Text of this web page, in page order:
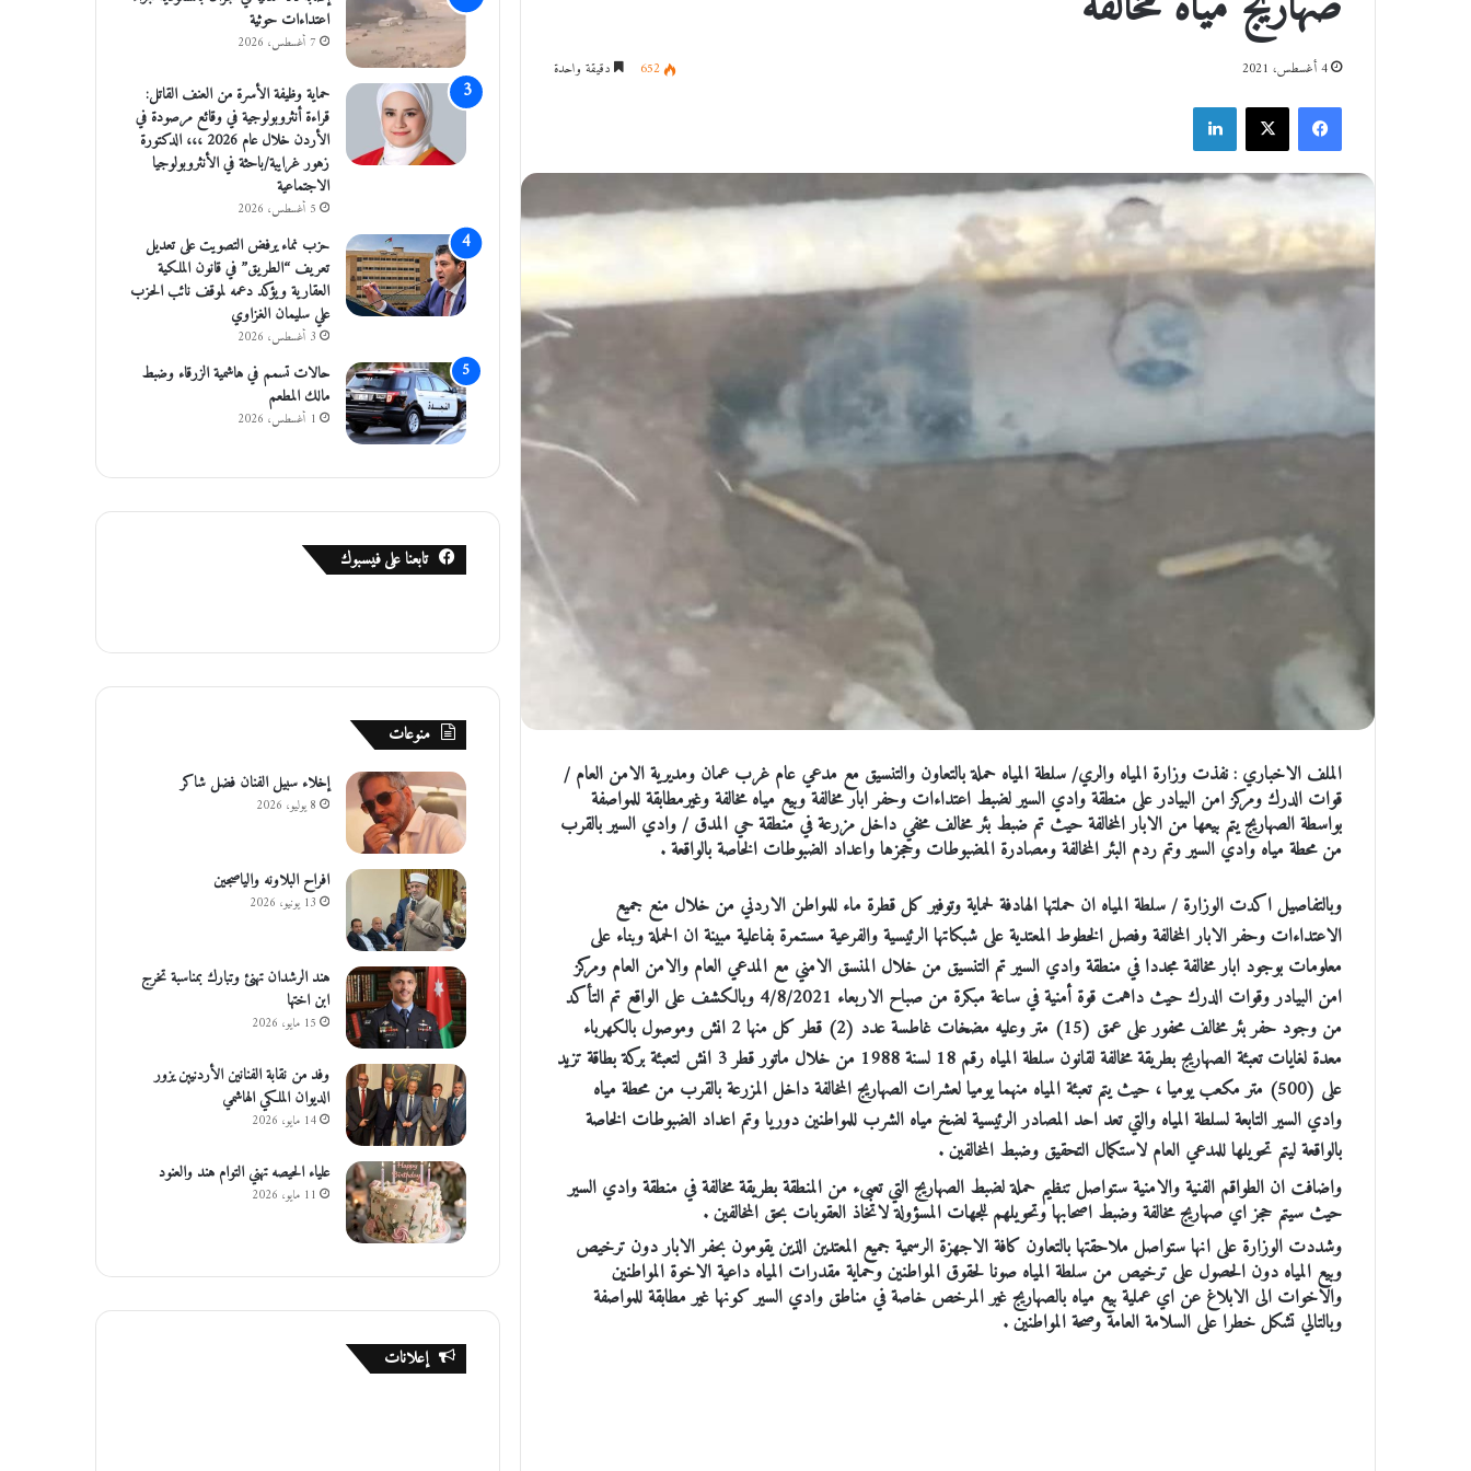
4 أغسطس، 2021 652 دقيقة واحدة
فيسبوك
الملف الاخباري : نفذت وزارة المياه والري/ سلطة المياه حملة بالتعاون والتنسيق مع مدعي عام غرب عمان ومديرية الامن العام /
قوات الدرك ومركز امن البيادر على منطقة وادي السير لضبط اعتداءات وحفر ابار مخالفة وبيع مياه مخالفة وغيرمطابقة للمواصفة
بواسطة الصهاريج يتم بيعها من الابار المخالفة حيث تم ضبط بئر مخالف مخفي داخل مزرعة في منطقة حي المدق / وادي السير بالقرب
من محطة مياه وادي السير وتم ردم البئر المخالفة ومصادرة المضبوطات وحجزها واعداد الضبوطات الخاصة بالواقعة .
وبالتفاصيل اكدت الوزارة / سلطة المياه ان حملتها الهادفة لحماية وتوفير كل قطرة ماء للمواطن الاردني من خلال منع جميع
الاعتداءات وحفر الابار المخالفة وفصل الخطوط المعتدية على شبكاتها الرئيسية والفرعية مستمرة بفاعلية مبينة ان الحملة وبناء على
معلومات بوجود ابار مخالفة مجددا في منطقة وادي السير تم التنسيق من خلال المنسق الامني مع المدعي العام والامن العام ومركز
امن البيادر وقوات الدرك حيث داهمت قوة أمنية في ساعة مبكرة من صباح الاربعاء 4/8/2021 وبالكشف على الواقع تم التأكد
من وجود حفر بئر مخالف محفور على عمق (15) متر وعليه مضخات غاطسة عدد (2) قطر كل منها 2 انش وموصول بالكهرباء
معدة لغايات تعبئة الصهاريج بطريقة مخالفة لقانون سلطة المياه رقم 18 لسنة 1988 من خلال ماتور قطر 3 انش لتعبئة بركة بطاقة تزيد
على (500) متر مكعب يوميا ، حيث يتم تعبئة المياه منهما يوميا لعشرات الصهاريج المخالفة داخل المزرعة بالقرب من محطة مياه
وادي السير التابعة لسلطة المياه والتي تعد احد المصادر الرئيسية لضخ مياه الشرب للمواطنين دوريا وتم اعداد الضبوطات الخاصة
بالواقعة ليتم تحويلها للمدعي العام لاستكمال التحقيق وضبط المخالفين .
واضافت ان الطواقم الفنية والامنية ستواصل تنظيم حملة لضبط الصهاريج التي تعبىء من المنطقة بطريقة مخالفة في منطقة وادي السير
حيث سيتم حجز اي صهاريج مخالفة وضبط اصحابها وتحويلهم للجهات المسؤولة لاتخاذ العقوبات بحق المخالفين .
وشددت الوزارة على انها ستواصل ملاحقتها بالتعاون كافة الاجهزة الرسمية جميع المعتدين الذين يقومون بحفر الابار دون ترخيص
وبيع المياه دون الحصول على ترخيص من سلطة المياه صونا لحقوق المواطنين وحماية مقدرات المياه داعية الاخوة المواطنين
والاخوات الى الابلاغ عن اي عملية بيع مياه بالصهاريج غير المرخص خاصة في مناطق وادي السير كونها غير مطابقة للمواصفة
وبالتالي تشكل خطرا على السلامة العامة وصحة المواطنين .
اعتداءات حوثية
7 أغسطس، 2026
حماية وظيفة الأسرة من العنف القاتل:
قراءة أنثروبولوجية في وقائع مرصودة في
الأردن خلال عام 2026 ،،، الدكتورة
زهور غرايبة/باحثة في الأنثروبولوجيا
الاجتماعية
5 أغسطس، 2026
حزب نماء يرفض التصويت على تعديل
تعريف “الطريق” في قانون الملكية
العقارية ويؤكد دعمه لموقف نائب الحزب
علي سليمان الغزاوي
3 أغسطس، 2026
حالات تسمم في هاشمية الزرقاء وضبط
مالك المطعم
1 أغسطس، 2026
تابعنا على فيسبوك
منوعات
إخلاء سبيل الفنان فضل شاكر
8 يوليو، 2026
افراح البلاونه والياصجين
13 يونيو، 2026
هند الرشدان تهنئ وتبارك بمناسبة تخرج
ابن اختها
15 مايو، 2026
وفد من نقابة الفنانين الأردنيين يزور
الديوان الملكي الهاشمي
14 مايو، 2026
علياء الحيصه تهني التوام هند والعنود
11 مايو، 2026
إعلانات